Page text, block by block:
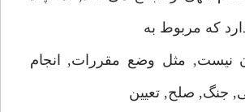
كه مربوط به
نيست, مثل وضع مقررات, انجام
جنگ, صلح, تعيين